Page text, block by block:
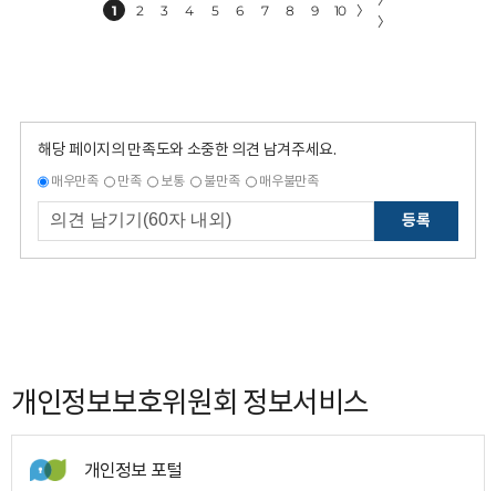
1 2 3 4 5 6 7 8 9 10 〉
〉
해당 페이지의 만족도와 소중한 의견 남겨주세요.
매우만족 만족 보통 불만족 매우불만족
등록
개인정보보호위원회 정보서비스
개인정보 포털